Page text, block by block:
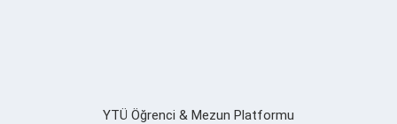
YTÜ Öğrenci & Mezun Platformu